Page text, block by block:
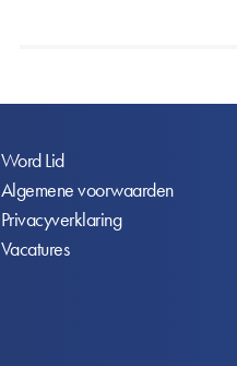
Word Lid
Algemene voorwaarden
Privacyverklaring
Vacatures